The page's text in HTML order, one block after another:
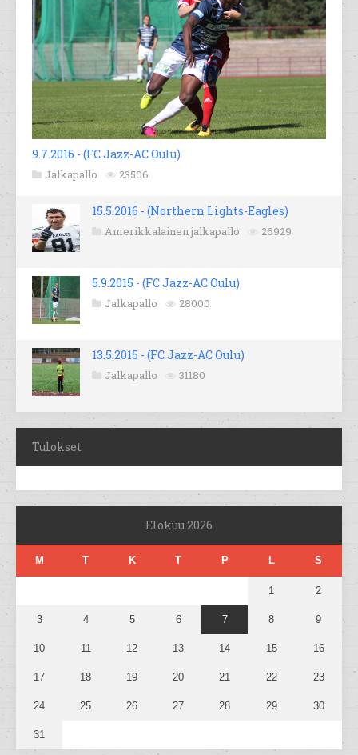
9.7.2016 - (FC Jazz-AC Oulu)
Jalkapallo 23506
15.5.2016 - (Northern Lights-Eagles)
Amerikkalainen jalkapallo 26929
5.9.2015 - (FC Jazz-AC Oulu)
Jalkapallo 28000
13.5.2015 - (FC Jazz-AC Oulu)
Jalkapallo 31180
Tulokset
Elokuu 2026
M T K T P L S
1 2
3 4 5 6 7 8 9
10 11 12 13 14 15 16
17 18 19 20 21 22 23
24 25 26 27 28 29 30
31